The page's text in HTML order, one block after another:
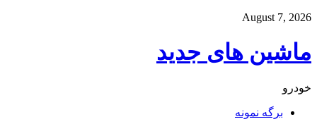
August 7, 2026
ماشین های جدید
خودرو
برگه نمونه